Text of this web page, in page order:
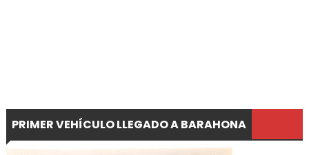
PRIMER VEHÍCULO LLEGADO A BARAHONA